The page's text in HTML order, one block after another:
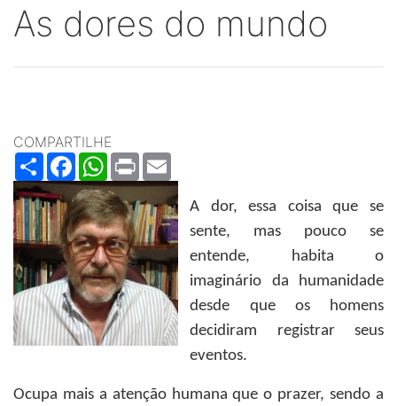
As dores do mundo
COMPARTILHE
ShareFacebookWhatsApp
Print
A dor, essa coisa que se
sente, mas pouco se
entende, habita o
imaginário da humanidade
desde que os homens
decidiram registrar seus
eventos.
Ocupa mais a atenção humana que o prazer, sendo a